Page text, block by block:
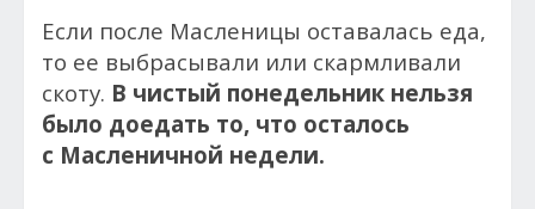
Если после Масленицы оставалась еда,
то ее выбрасывали или скармливали
скоту. В чистый понедельник нельзя
было доедать то, что осталось
с Масленичной недели.